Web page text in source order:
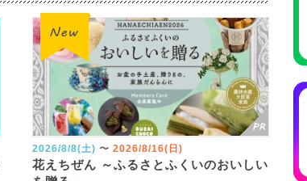
2026/8/8(土) 〜 2026/8/16(日)
花えちぜん ～ふるさとふくいのおいしい